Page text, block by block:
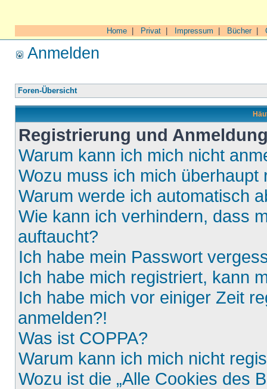
Home Privat Impressum Bücher|
Anmelden
Foren-Übersicht
Registrierung und
Warum kann ich mich nicht
Wozu muss ich mich überhaupt
Warum werde ich automatisch
Wie kann ich verhindern, dass
auftaucht?
Ich habe mein Passwort
Ich habe mich registriert, kann
Ich habe mich vor einiger Zeit
anmelden?!
Was ist COPPA?
Warum kann ich mich nicht
Wozu ist die „Alle Cookies des